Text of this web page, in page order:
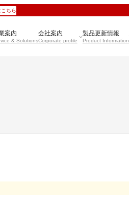
ちら
案内
& Solutions
会社案内
Corporate profile
製品更新情報
Product Information